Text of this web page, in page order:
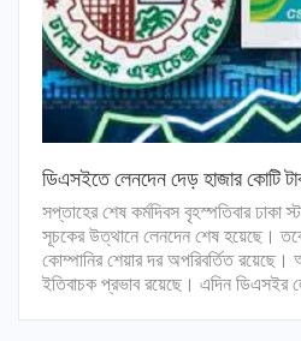
ডিএসইতে লেনদেন দেড় হাজার কোটি
সপ্তাহের শেষ কর্মদিবস বৃহস্পতিবার ঢাকা
সূচকের উত্থানে লেনদেন শেষ হয়েছে।
কোম্পানির শেয়ার দর অপরিবর্তিত
ইতিবাচক প্রভাব রয়েছে। এদিন ডিএসইর